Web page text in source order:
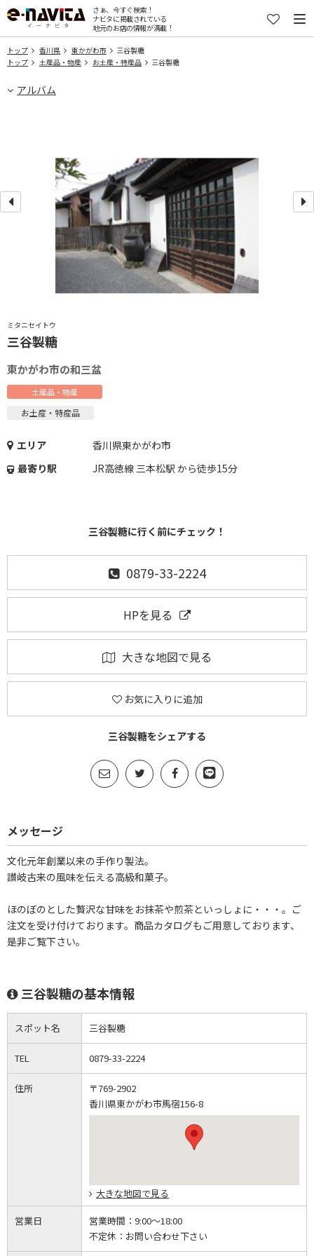
さぁ、今すぐ検索！
ナビタに掲載されている
地元のお店の情報が満載！
トップ 香川県 東かがわ市
三谷製糖
トップ
土産品・物産 お土産・特産品 三谷製糖
アルバム
ミタニセイトウ
三谷製糖
東かがわ市の和三盆
土産品・物産
お土産・特産品
エリア
香川県東かがわ市
最寄り駅
JR高徳線 三本松駅 から徒歩15分
三谷製糖に行く前にチェック！
0879-33-2224
HPを見る
大きな地図で見る
お気に入りに追加
三谷製糖をシェアする
メッセージ
文化元年創業以来の手作り製法。
讃岐古来の風味を伝える高級和菓子。
ほのぼのとした贅沢な甘味をお抹茶や煎茶といっしょに・・・。ご
注文を受け付けております。商品カタログもご用意しております、
是非ご覧下さい。
三谷製糖の基本情報
スポット名 三谷製糖
TEL 0879-33-2224
住所
〒769-2902
香川県東かがわ市馬宿156-8
大きな地図で見る
営業日 営業時間： 9:00～18:00
不定休： お問い合わせ下さい